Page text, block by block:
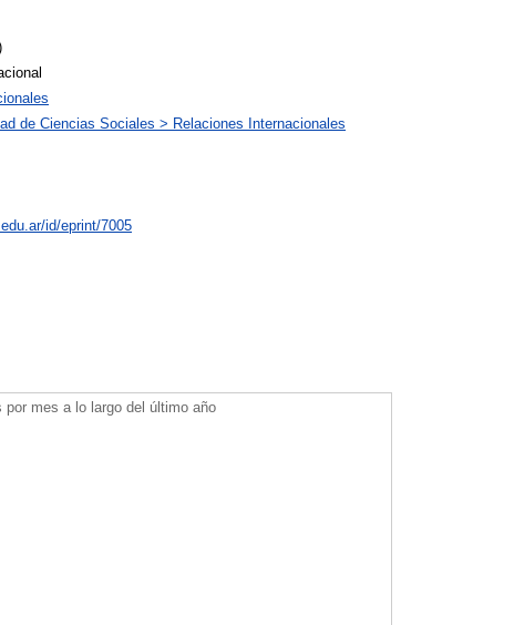
de Ciencias Sociales > Relaciones Internacionales
id/eprint/7005
por mes a lo largo del último año